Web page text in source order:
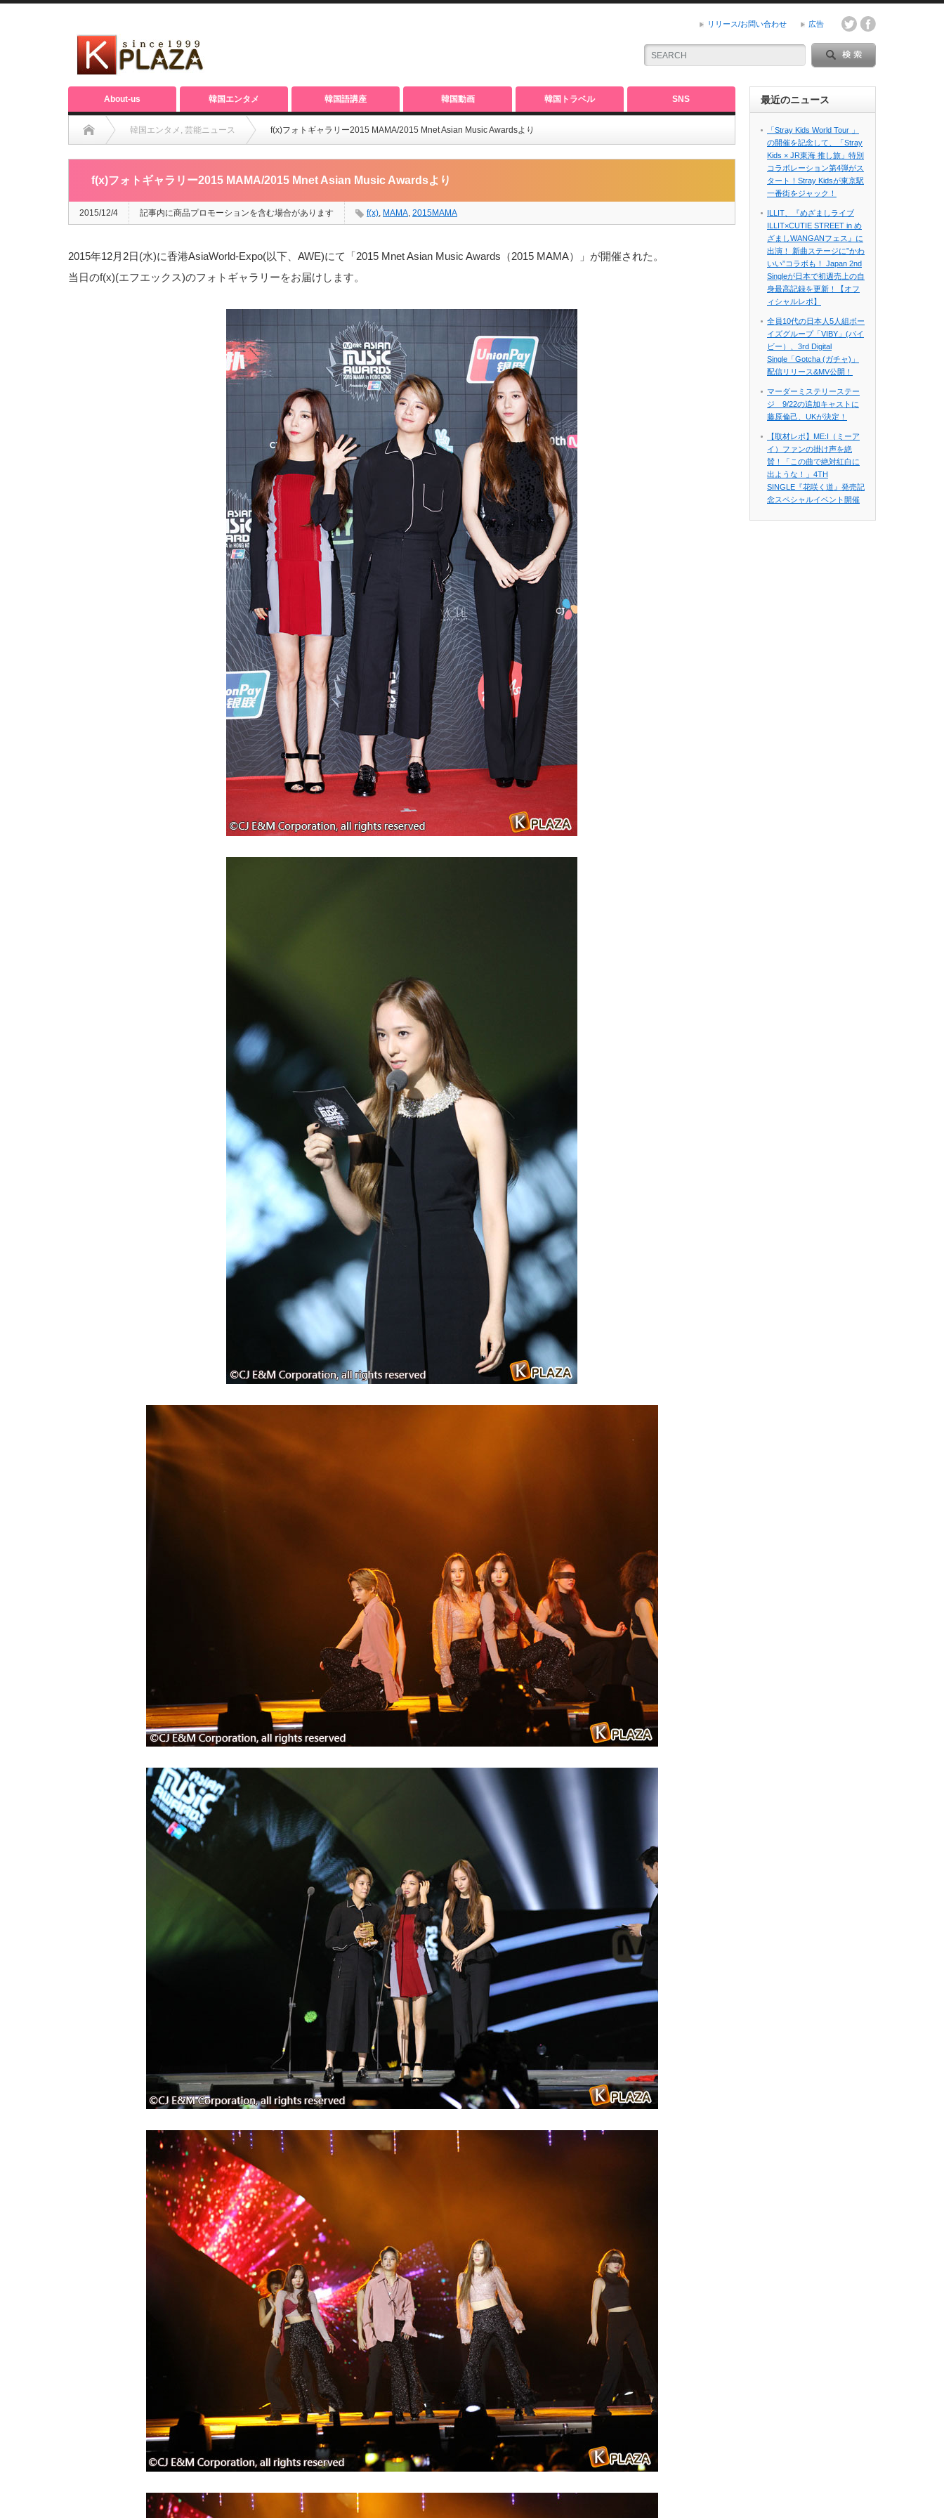
リリース/お問い合わせ 広告
About-us 韓国エンタメ 韓国語講座 韓国動画 韓国トラベル SNS
韓国エンタメ , 芸能ニュース f(x)フォトギャラリー2015 MAMA/2015 Mnet Asian Music Awardsより
f(x)フォトギャラリー2015 MAMA/2015 Mnet Asian Music Awardsより
2015/12/4 記事内に商品プロモーションを含む場合があります f(x), MAMA, 2015MAMA
2015年12月2日(水)に香港AsiaWorld-Expo(以下、AWE)にて「2015 Mnet Asian Music Awards（2015 MAMA）」が開催された。
当日のf(x)(エフエックス)のフォトギャラリーをお届けします。
最近のニュース
「Stray Kids World Tour 」
の開催を記念して、「Stray
Kids × JR東海 推し旅」特別
コラボレーション第4弾がス
タート！Stray Kidsが東京駅
一番街をジャック！
ILLIT、『めざましライブ
ILLIT×CUTIE STREET in め
ざましWANGANフェス』に
出演！ 新曲ステージに”かわ
いい”コラボも！ Japan 2nd
Singleが日本で初週売上の自
身最高記録を更新！【オフ
ィシャルレポ】
全員10代の日本人5人組ボー
イズグループ「VIBY」(バイ
ビー）、3rd Digital
Single「Gotcha (ガチャ)」
配信リリース&MV公開！
マーダーミステリーステー
ジ 9/22の追加キャストに
藤原倫己、UKが決定！
【取材レポ】ME:I（ミーア
イ）ファンの掛け声を絶
賛！「この曲で絶対紅白に
出ような！」4TH
SINGLE『花咲く道』発売記
念スペシャルイベント開催